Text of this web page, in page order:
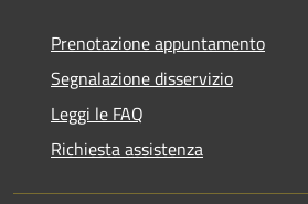
Prenotazione appuntamento
Segnalazione disservizio
Leggi le FAQ
Richiesta assistenza